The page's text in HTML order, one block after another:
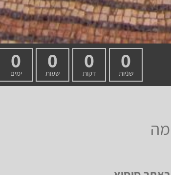
0
שניות
0
דקות
0
שעות
0
ימים